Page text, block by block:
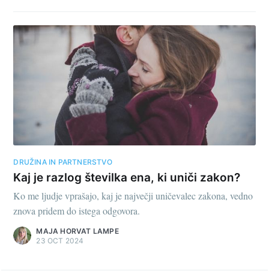
DRUŽINA IN PARTNERSTVO
Kaj je razlog številka ena, ki uniči zakon?
Ko me ljudje vprašajo, kaj je največji uničevalec zakona, vedno
znova pridem do istega odgovora.
MAJA HORVAT LAMPE
23 OCT 2024